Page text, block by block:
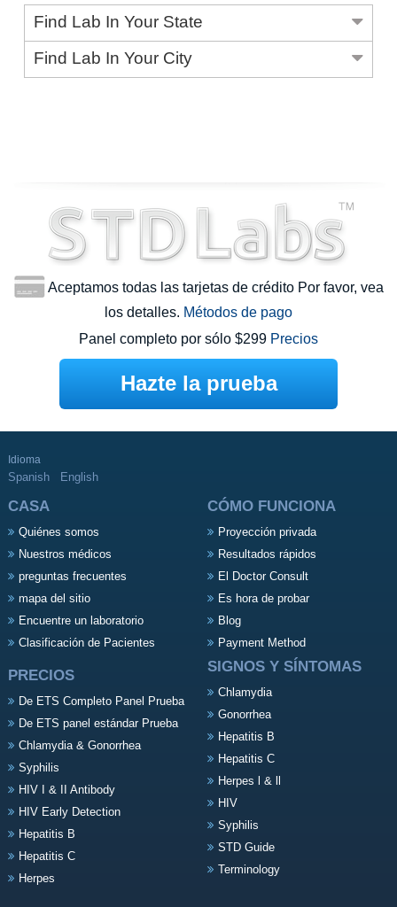
Find Lab In Your State
Find Lab In Your City
Aceptamos todas las tarjetas de crédito Por favor, vea
los detalles. Métodos de pago
Panel completo por sólo $299 Precios
Hazte la prueba
Idioma
Spanish English
CASA
Quiénes somos
Nuestros médicos
preguntas frecuentes
mapa del sitio
Encuentre un laboratorio
Clasificación de Pacientes
CÓMO FUNCIONA
Proyección privada
Resultados rápidos
El Doctor Consult
Es hora de probar
Blog
Payment Method
PRECIOS
De ETS Completo Panel Prueba
De ETS panel estándar Prueba
Chlamydia & Gonorrhea
Syphilis
HIV I & II Antibody
HIV Early Detection
Hepatitis B
Hepatitis C
Herpes
SIGNOS Y SÍNTOMAS
Chlamydia
Gonorrhea
Hepatitis B
Hepatitis C
Herpes l & ll
HIV
Syphilis
STD Guide
Terminology